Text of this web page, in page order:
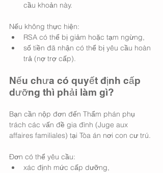
cầu khoản này.
Nếu không thực hiện:
RSA có thể bị giảm hoặc tạm ngừng,
số tiền đã nhận có thể bị yêu cầu hoàn
trả (nợ trợ cấp).
Nếu chưa có quyết định cấp
dưỡng thì phải làm gì?
Bạn cần nộp đơn đến Thẩm phán phụ
trách các vấn đề gia đình (Juge aux
affaires familiales) tại Tòa án nơi con cư trú.
Đơn có thể yêu cầu:
xác định mức cấp dưỡng,